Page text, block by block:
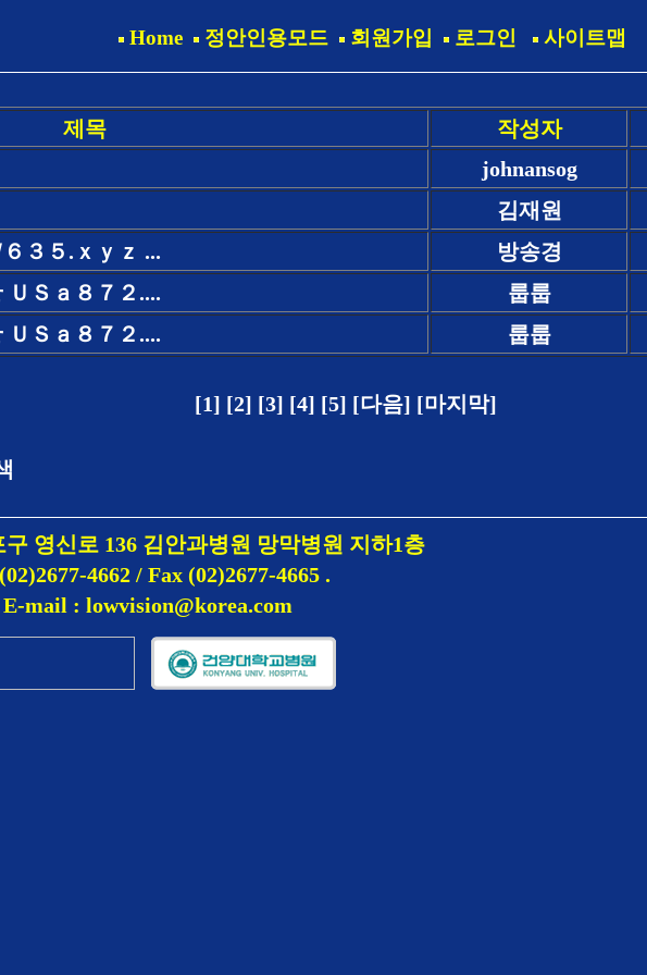
Home 정안인용모드 회원가입 로그인 사이트맵
제목 작성자
johnansog
김재원
３５.ｘｙｚ ... 방송경
ＵＳａ８７２.... 룹룹
ＵＳａ８７２.... 룹룹
[1] [2] [3] [4] [5] [다음] [마지막]
영신로 136 김안과병원 망막병원 지하1층
4662 / Fax (02)2677-4665 .
E-mail : lowvision@korea.com